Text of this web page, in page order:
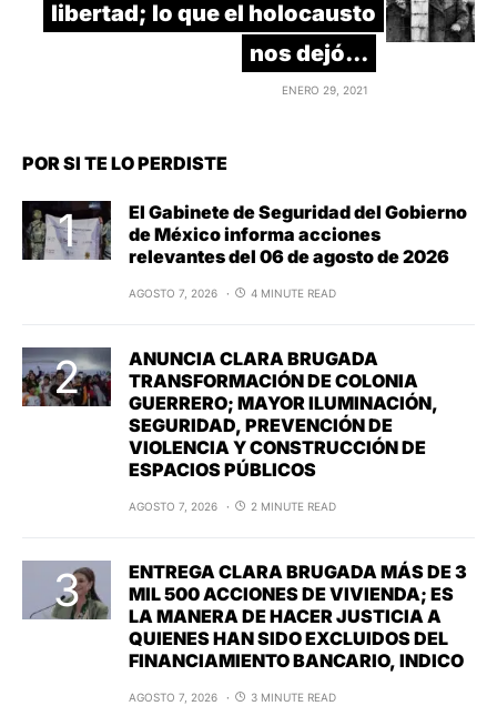
libertad; lo que el holocausto
nos dejó...
ENERO 29, 2021
POR SI TE LO PERDISTE
El Gabinete de Seguridad del Gobierno
de México informa acciones
relevantes del 06 de agosto de 2026
AGOSTO 7, 2026 4 MINUTE READ
ANUNCIA CLARA BRUGADA
TRANSFORMACIÓN DE COLONIA
GUERRERO; MAYOR ILUMINACIÓN,
SEGURIDAD, PREVENCIÓN DE
VIOLENCIA Y CONSTRUCCIÓN DE
ESPACIOS PÚBLICOS
AGOSTO 7, 2026 2 MINUTE READ
ENTREGA CLARA BRUGADA MÁS DE 3
MIL 500 ACCIONES DE VIVIENDA; ES
LA MANERA DE HACER JUSTICIA A
QUIENES HAN SIDO EXCLUIDOS DEL
FINANCIAMIENTO BANCARIO, INDICO
AGOSTO 7, 2026 3 MINUTE READ